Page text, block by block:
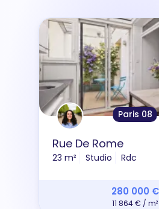
Paris 08
Rue De Rome
23 m² Studio Rdc
280 000 €
11 864 € / m²